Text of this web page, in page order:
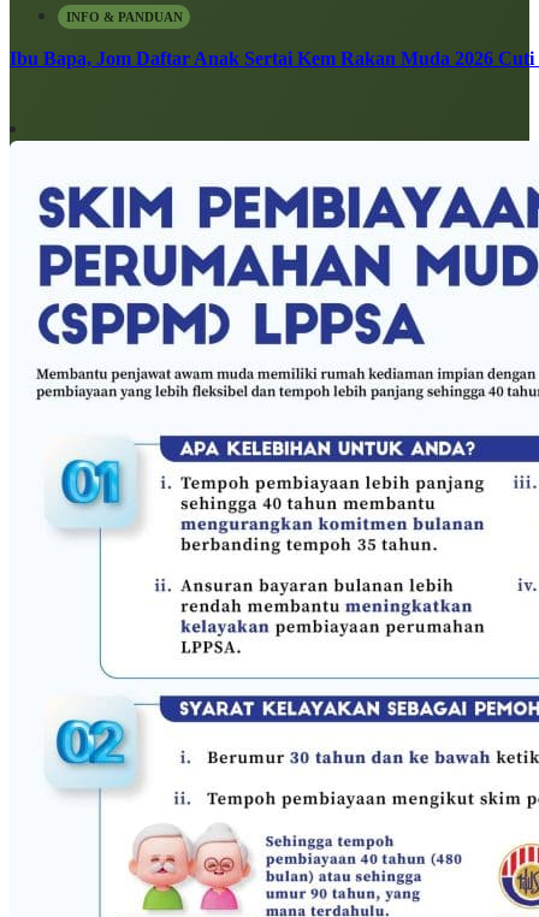
INFO & PANDUAN
Ibu Bapa, Jom Daftar Anak Sertai Kem Rakan Muda 2026